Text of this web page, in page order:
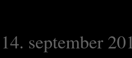
14. september